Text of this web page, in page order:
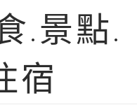
.景點.
宿